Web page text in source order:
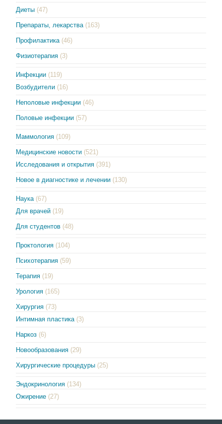
Диеты (47)
Препараты, лекарства (163)
Профилактика (46)
Физиотерапия (3)
Инфекции (119)
Возбудители (16)
Неполовые инфекции (46)
Половые инфекции (57)
Маммология (109)
Медицинские новости (521)
Исследования и открытия (391)
Новое в диагностике и лечении (130)
Наука (67)
Для врачей (19)
Для студентов (48)
Проктология (104)
Психотерапия (59)
Терапия (19)
Урология (165)
Хирургия (73)
Интимная пластика (3)
Наркоз (6)
Новообразования (29)
Хирургические процедуры (25)
Эндокринология (134)
Ожирение (27)